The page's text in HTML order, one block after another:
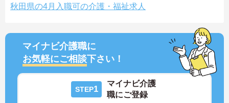
秋田県の4月入職可の介護・福祉求人
マイナビ介護職に
お気軽にご相談下さい！
STEP1
マイナビ介護
職にご登録